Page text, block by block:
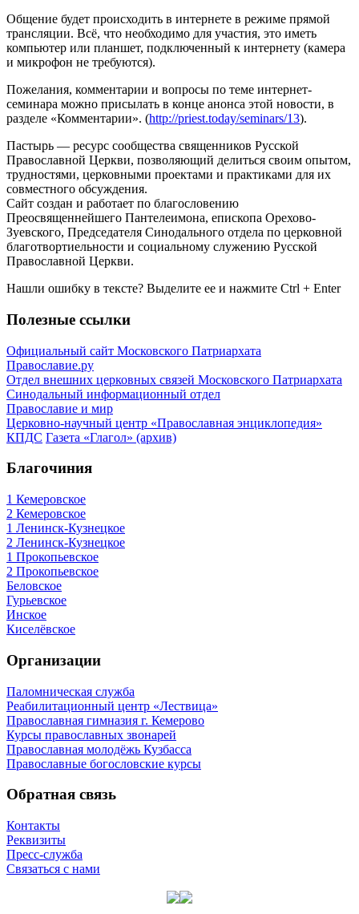
Общение будет происходить в интернете в режиме прямой
трансляции. Всё, что необходимо для участия, это иметь
компьютер или планшет, подключенный к интернету (камера
и микрофон не требуются).
Пожелания, комментарии и вопросы по теме интернет-
семинара можно присылать в конце анонса этой новости, в
разделе «Комментарии». (http://priest.today/seminars/13).
Пастырь — ресурс сообщества священников Русской
Православной Церкви, позволяющий делиться своим опытом,
трудностями, церковными проектами и практиками для их
совместного обсуждения.
Сайт создан и работает по благословению
Преосвященнейшего Пантелеимона, епископа Орехово-
Зуевского, Председателя Синодального отдела по церковной
благотвортиельности и социальному служению Русской
Православной Церкви.
Нашли ошибку в тексте? Выделите ее и нажмите Ctrl + Enter
Полезные ссылки
Официальный сайт Московского Патриархата
Православие.ру
Отдел внешних церковных связей Московского Патриархата
Синодальный информационный отдел
Православие и мир
Церковно-научный центр «Православная энциклопедия»
КПДС Газета «Глагол» (архив)
Благочиния
1 Кемеровское
2 Кемеровское
1 Ленинск-Кузнецкое
2 Ленинск-Кузнецкое
1 Прокопьевское
2 Прокопьевское
Беловское
Гурьевское
Инское
Киселёвское
Организации
Паломническая служба
Реабилитационный центр «Лествица»
Православная гимназия г. Кемерово
Курсы православных звонарей
Православная молодёжь Кузбасса
Православные богословские курсы
Обратная связь
Контакты
Реквизиты
Пресс-служба
Связаться с нами